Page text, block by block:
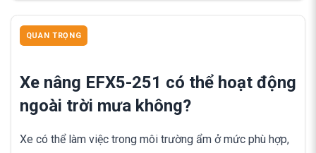
QUAN TRỌNG
Xe nâng EFX5-251 có thể hoạt động
ngoài trời mưa không?
Xe có thể làm việc trong môi trường ẩm ở mức phù hợp,